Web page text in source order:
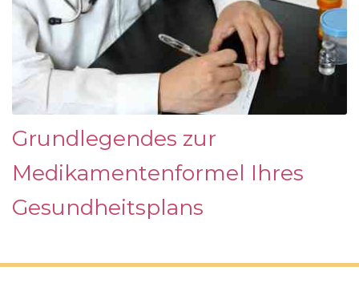
Grundlegendes zur
Medikamentenformel Ihres
Gesundheitsplans